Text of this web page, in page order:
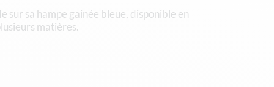
sur sa hampe gainée bleue, disponible en
matières.